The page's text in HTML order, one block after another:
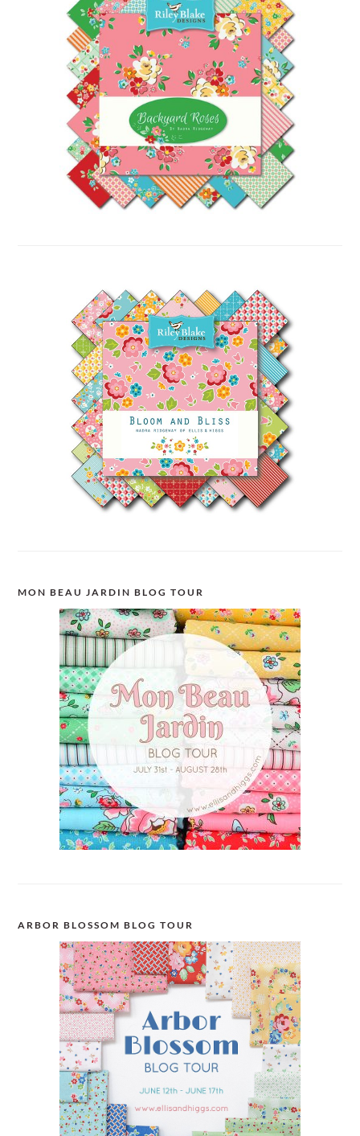
MON BEAU JARDIN BLOG TOUR
ARBOR BLOSSOM BLOG TOUR